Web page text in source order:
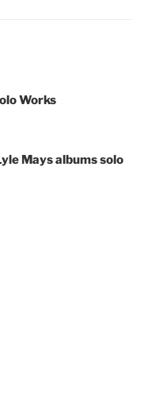
Works
Mays albums solo